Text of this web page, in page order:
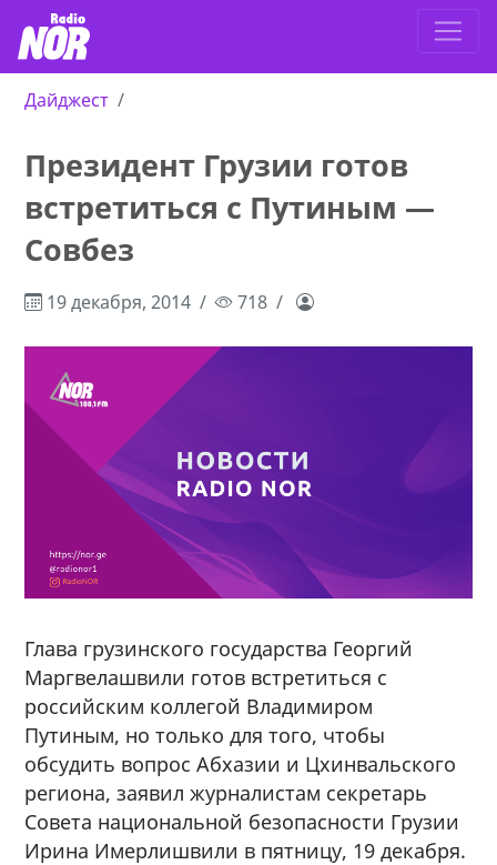
Дайджест
Президент Грузии готов
встретиться с Путиным —
Совбез
19 декабря, 2014 718
Глава грузинского государства Георгий
Маргвелашвили готов встретиться с
российским коллегой Владимиром
Путиным, но только для того, чтобы
обсудить вопрос Абхазии и Цхинвальского
региона, заявил журналистам секретарь
Совета национальной безопасности Грузии
Ирина Имерлишвили в пятницу, 19 декабря.